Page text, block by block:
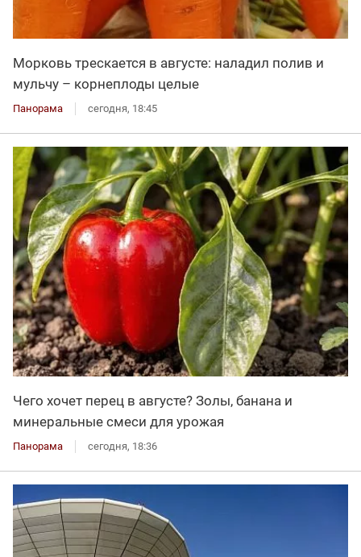
Морковь трескается в августе: наладил полив и
мульчу – корнеплоды целые
Панорама сегодня, 18:45
Чего хочет перец в августе? Золы, банана и
минеральные смеси для урожая
Панорама сегодня, 18:36